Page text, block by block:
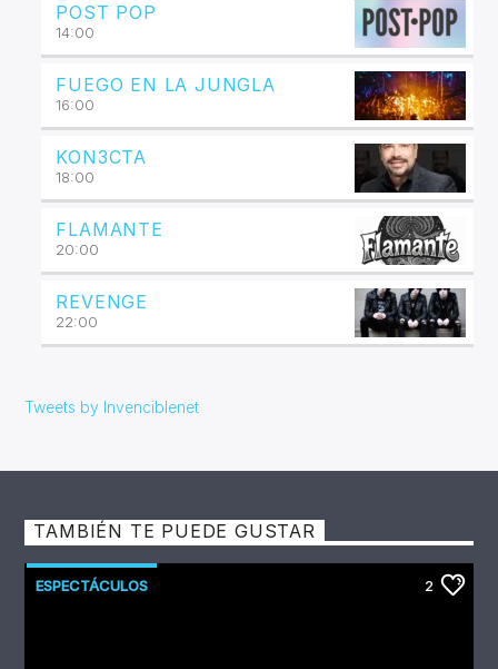
POST POP
14:00
FUEGO EN LA JUNGLA
16:00
KON3CTA
18:00
FLAMANTE
20:00
REVENGE
22:00
Tweets by Invenciblenet
TAMBIÉN TE PUEDE GUSTAR
ESPECTÁCULOS 2